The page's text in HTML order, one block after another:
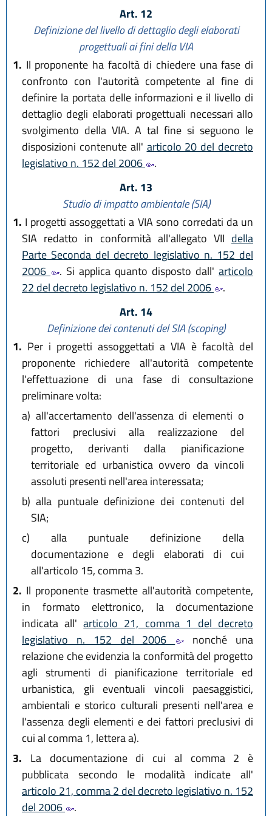
Art. 12
Definizione del livello di dettaglio degli elaborati
progettuali ai fini della VIA
1. Il proponente ha facoltà di chiedere una fase di
confronto con l'autorità competente al fine di
definire la portata delle informazioni e il livello di
dettaglio degli elaborati progettuali necessari allo
svolgimento della VIA. A tal fine si seguono le
disposizioni contenute all' articolo 20 del decreto
legislativo n. 152 del 2006
.
Art. 13
Studio di impatto ambientale (SIA)
1. I progetti assoggettati a VIA sono corredati da un
SIA redatto in conformità all'allegato VII della
Parte Seconda del decreto legislativo n. 152 del
2006
. Si applica quanto disposto dall' articolo
22 del decreto legislativo n. 152 del 2006
.
Art. 14
Definizione dei contenuti del SIA (scoping)
1. Per i progetti assoggettati a VIA è facoltà del
proponente richiedere all'autorità competente
l'effettuazione di una fase di consultazione
preliminare volta:
a) all'accertamento dell'assenza di elementi o
fattori preclusivi alla realizzazione del
progetto, derivanti dalla pianificazione
territoriale ed urbanistica ovvero da vincoli
assoluti presenti nell'area interessata;
b) alla puntuale definizione dei contenuti del
SIA;
c) alla puntuale definizione della
documentazione e degli elaborati di cui
all'articolo 15, comma 3.
2. Il proponente trasmette all'autorità competente,
in formato elettronico, la documentazione
indicata all'articolo 21, comma 1 del decreto
legislativo n. 152 del 2006
nonché una
relazione che evidenzia la conformità del progetto
agli strumenti di pianificazione territoriale ed
urbanistica, gli eventuali vincoli paesaggistici,
ambientali e storico culturali presenti nell'area e
l'assenza degli elementi e dei fattori preclusivi di
cui al comma 1, lettera a).
3. La documentazione di cui al comma 2 è
pubblicata secondo le modalità indicate all'
articolo 21, comma 2 del decreto legislativo n. 152
del 2006
.